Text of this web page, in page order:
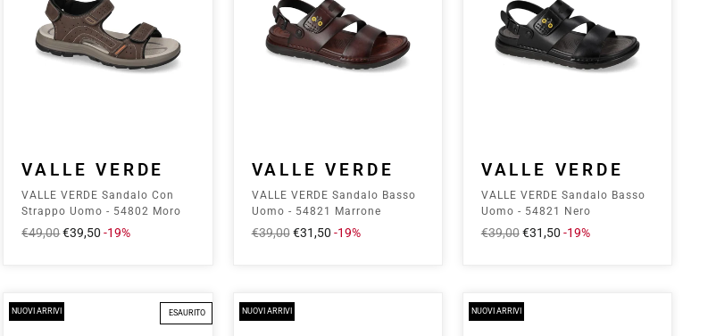
VALLE VERDE
VALLE VERDE Sandalo Con
Strappo Uomo - 54802 Moro
Prezzo
€49,00Prezzo
€39,50-19%
VALLE VERDE
VALLE VERDE Sandalo Basso
Uomo - 54821 Marrone
Prezzo
€39,00 Prezzo
€31,50 -19%
VALLE VERDE
VALLE VERDE Sandalo Basso
Uomo - 54821 Nero
Prezzo
€39,00 Prezzo
€31,50 -19%
NUOVI ARRIVI ESAURITO NUOVI ARRIVI NUOVI ARRIVI